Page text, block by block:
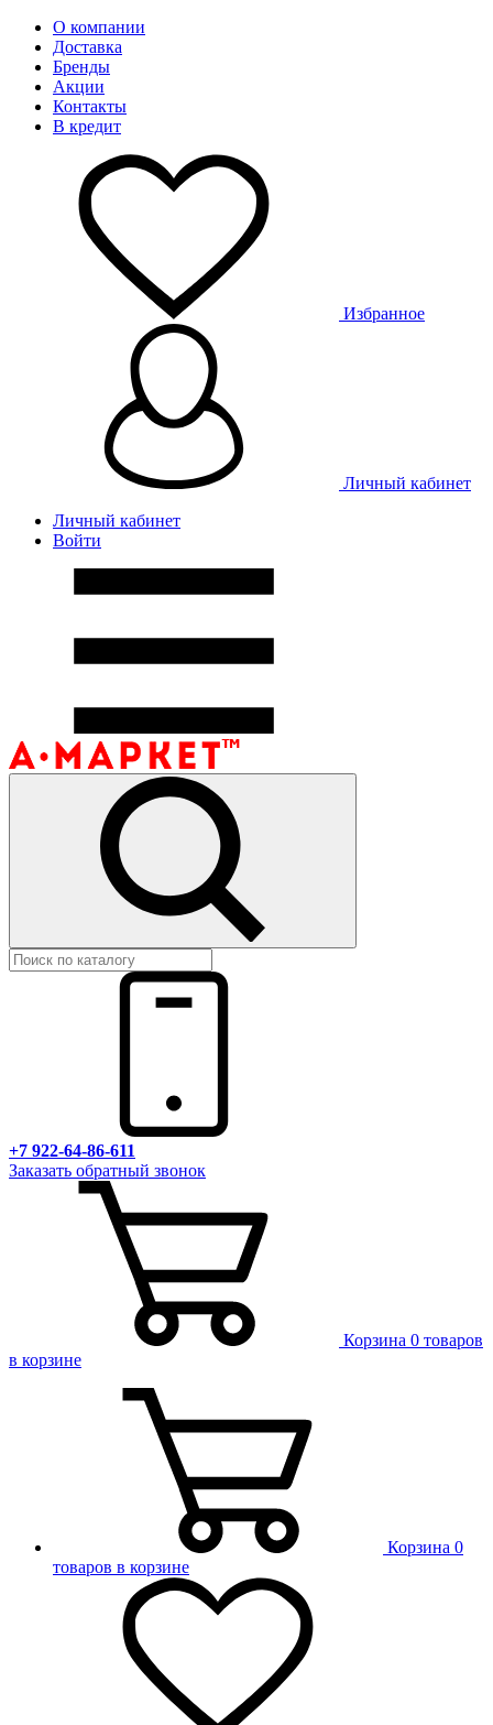
О компании
Доставка
Бренды
Акции
Контакты
В кредит
Избранное
Личный кабинет
Личный кабинет
Войти
+7 922-64-86-611
Заказать обратный звонок
Корзина 0 товаров
в корзине
Корзина 0
товаров в корзине